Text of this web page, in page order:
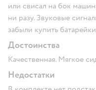
или свисал на бок
ни разу. Звуковые
забыли купить
Достоинства
Качественная. Мягкое
Недостатки